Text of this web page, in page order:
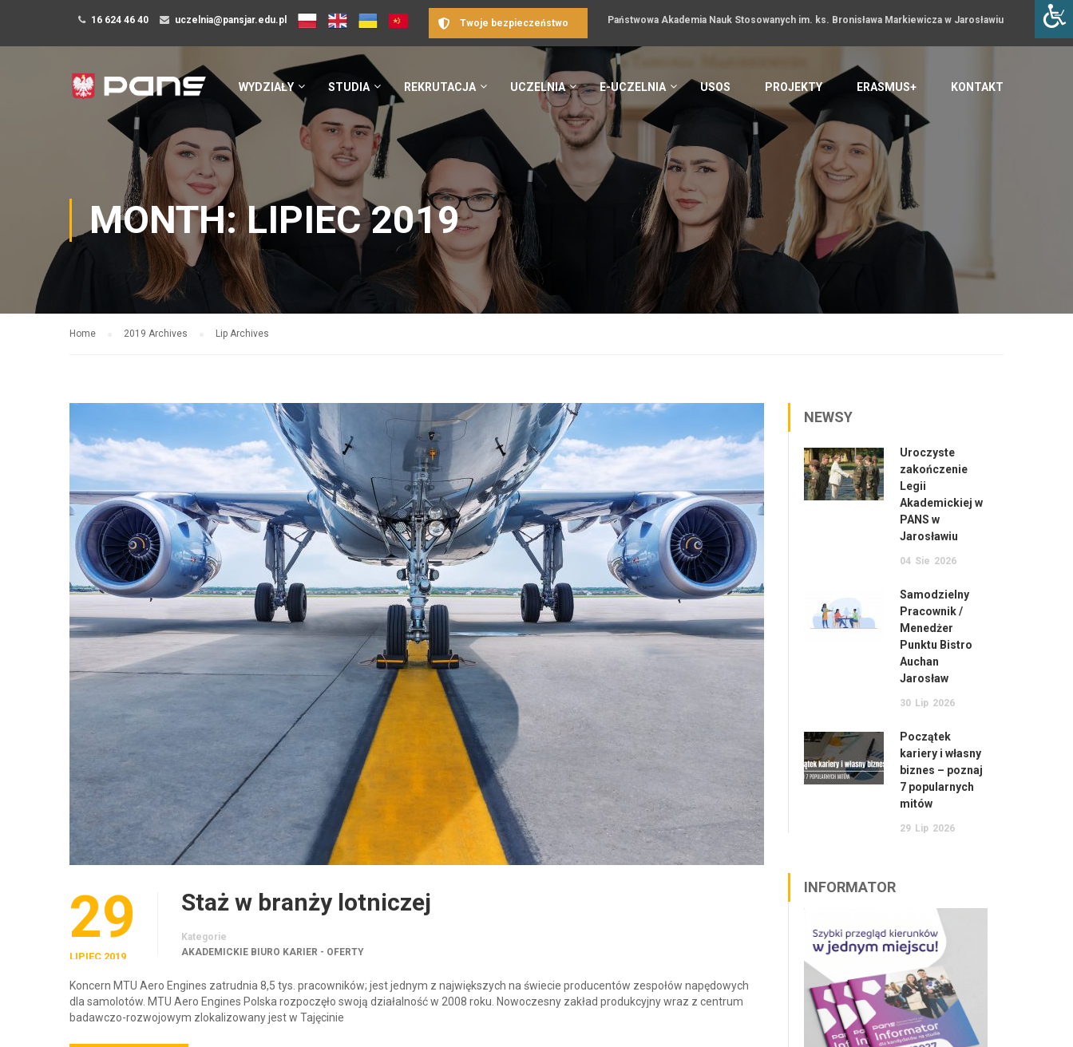
16 624 46 40 uczelnia@pansjar.edu.pl Państwowa Akademia Nauk Stosowanych im. ks. Bronisława Markiewicza w Jarosławiu
Twoje bezpieczeństwo
WYDZIAŁY STUDIA REKRUTACJA UCZELNIA E-UCZELNIA USOS PROJEKTY ERASMUS+ KONTAKT
MONTH: LIPIEC 2019
Home 2019 Archives Lip Archives
29
LIPIEC 2019
Staż w branży lotniczej
Kategorie
AKADEMICKIE BIURO KARIER - OFERTY
Koncern MTU Aero Engines zatrudnia 8,5 tys. pracowników; jest jednym z największych na świecie producentów zespołów napędowych
dla samolotów. MTU Aero Engines Polska rozpoczęło swoją działalność w 2008 roku. Nowoczesny zakład produkcyjny wraz z centrum
badawczo-rozwojowym zlokalizowany jest w Tajęcinie
NEWSY
Uroczyste
zakończenie
Legii
Akademickiej w
PANS w
Jarosławiu
04 Sie 2026
Samodzielny
Pracownik /
Menedżer
Punktu Bistro
Auchan
Jarosław
30 Lip 2026
Początek
kariery i własny
biznes – poznaj
7 popularnych
mitów
29 Lip 2026
INFORMATOR